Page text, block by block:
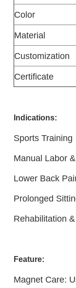
Color
Material
Customization
Certificate
Indications:
Sports Training
Manual Labor
Lower Back
Prolonged
Rehabilitation
Feature:
Magnet Care: